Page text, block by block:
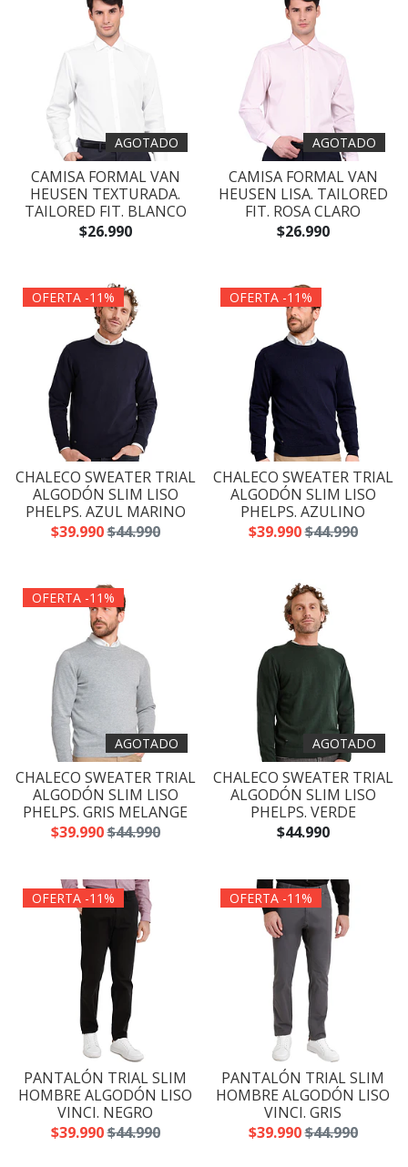
AGOTADO
CAMISA FORMAL VAN
HEUSEN TEXTURADA.
TAILORED FIT. BLANCO
$26.990
AGOTADO
CAMISA FORMAL VAN
HEUSEN LISA. TAILORED
FIT. ROSA CLARO
$26.990
OFERTA -11%
CHALECO SWEATER TRIAL
ALGODÓN SLIM LISO
PHELPS. AZUL MARINO
$39.990$44.990
OFERTA -11%
CHALECO SWEATER TRIAL
ALGODÓN SLIM LISO
PHELPS. AZULINO
$39.990$44.990
OFERTA -11%
AGOTADO
CHALECO SWEATER TRIAL
ALGODÓN SLIM LISO
PHELPS. GRIS MELANGE
$39.990$44.990
AGOTADO
CHALECO SWEATER TRIAL
ALGODÓN SLIM LISO
PHELPS. VERDE
$44.990
OFERTA -11%
PANTALÓN TRIAL SLIM
HOMBRE ALGODÓN LISO
VINCI. NEGRO
$39.990$44.990
OFERTA -11%
PANTALÓN TRIAL SLIM
HOMBRE ALGODÓN LISO
VINCI. GRIS
$39.990$44.990